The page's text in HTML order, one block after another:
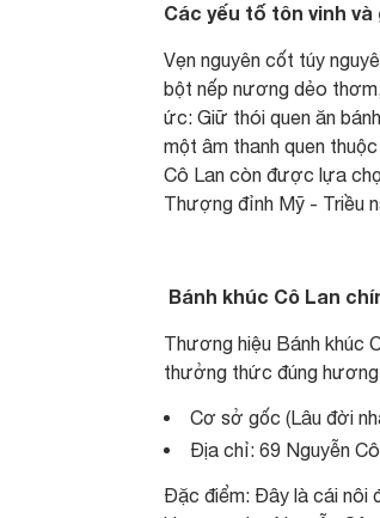
Các yếu tố tôn vinh
Vẹn nguyên cốt túy
bột nếp nương dẻo
ức: Giữ thói quen ăn
một âm thanh quen
Cô Lan còn được lựa
Thượng đỉnh Mỹ - Triều
Bánh khúc Cô Lan
Thương hiệu Bánh khúc
thưởng thức đúng
Cơ sở gốc (Lâu đời
Địa chỉ: 69 Nguyễn
Đặc điểm: Đây là cái nôi